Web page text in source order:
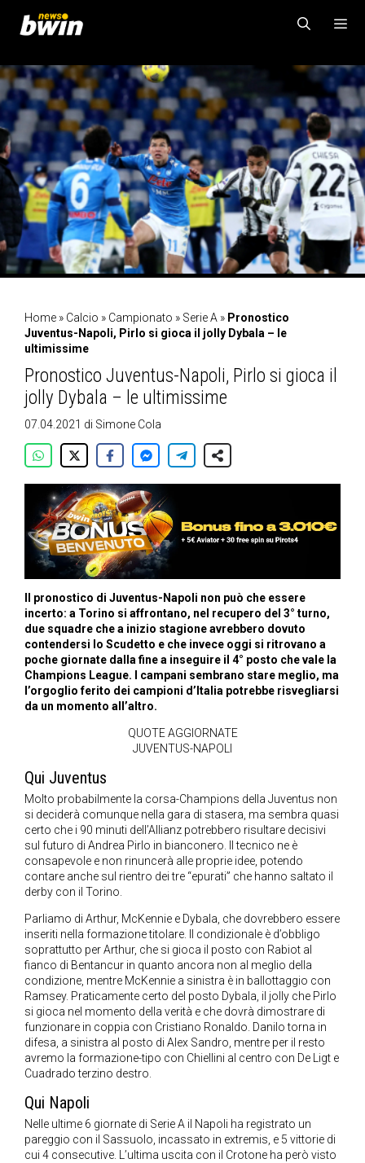
contenuto
MENU
Home » Calcio » Campionato » Serie A » Pronostico
Juventus-Napoli, Pirlo si gioca il jolly Dybala – le
ultimissime
Pronostico Juventus-Napoli, Pirlo si gioca il
jolly Dybala – le ultimissime
07.04.2021 di Simone Cola
Il pronostico di Juventus-Napoli non può che essere
incerto: a Torino si affrontano, nel recupero del 3° turno,
due squadre che a inizio stagione avrebbero dovuto
contendersi lo Scudetto e che invece oggi si ritrovano a
poche giornate dalla fine a inseguire il 4° posto che vale la
Champions League. I campani sembrano stare meglio, ma
l’orgoglio ferito dei campioni d’Italia potrebbe risvegliarsi
da un momento all’altro.
QUOTE AGGIORNATE
JUVENTUS-NAPOLI
Qui Juventus
Molto probabilmente la corsa-Champions della Juventus non
si deciderà comunque nella gara di stasera, ma sembra quasi
certo che i 90 minuti dell’Allianz potrebbero risultare decisivi
sul futuro di Andrea Pirlo in bianconero. Il tecnico ne è
consapevole e non rinuncerà alle proprie idee, potendo
contare anche sul rientro dei tre “epurati” che hanno saltato il
derby con il Torino.
Parliamo di Arthur, McKennie e Dybala, che dovrebbero essere
inseriti nella formazione titolare. Il condizionale è d’obbligo
soprattutto per Arthur, che si gioca il posto con Rabiot al
fianco di Bentancur in quanto ancora non al meglio della
condizione, mentre McKennie a sinistra è in ballottaggio con
Ramsey. Praticamente certo del posto Dybala, il jolly che Pirlo
si gioca nel momento della verità e che dovrà dimostrare di
funzionare in coppia con Cristiano Ronaldo. Danilo torna in
difesa, a sinistra al posto di Alex Sandro, mentre per il resto
avremo la formazione-tipo con Chiellini al centro con De Ligt e
Cuadrado terzino destro.
Qui Napoli
Nelle ultime 6 giornate di Serie A il Napoli ha registrato un
pareggio con il Sassuolo, incassato in extremis, e 5 vittorie di
cui 4 consecutive. L’ultima uscita con il Crotone ha però visto